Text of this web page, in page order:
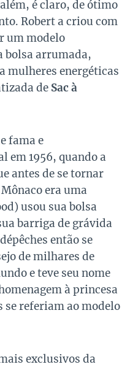
é claro, de ótimo
Robert a criou com
um modelo
bolsa arrumada,
mulheres energéticas
de Sac à
fama e
em 1956, quando a
antes de se tornar
era uma
usou sua bolsa
barriga de grávida
então se
de milhares de
e teve seu nome
à princesa
se referiam ao modelo
exclusivos da